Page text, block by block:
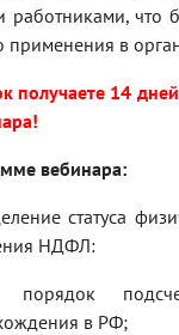
работниками, что
применения в
получаете 14
вебинара:
статуса
НДФЛ:
порядок
в РФ;